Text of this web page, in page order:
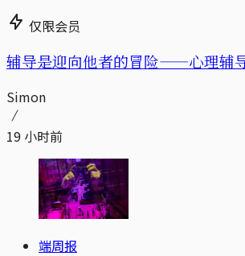
仅限会员
辅导是迎向他者的冒险——心理辅
Simon
19 小时前
端周报